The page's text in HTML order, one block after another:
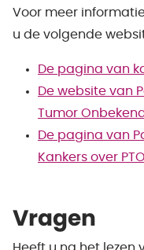
Voor meer
u de volgende
De pagina van
De website van
Tumor Onbekend.
De pagina van
Kankers over PTO.
Vragen